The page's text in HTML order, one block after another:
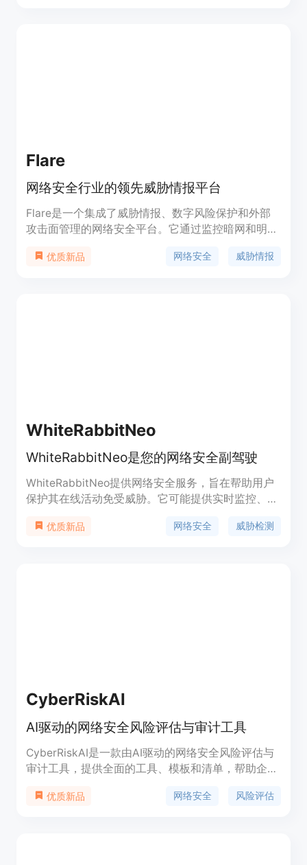
Flare
网络安全行业的领先威胁情报平台
Flare是一个集成了威胁情报、数字风险保护和外部
攻击面管理的网络安全平台。它通过监控暗网和明
击和其他安全事件。Flare利用生成式AI和优秀的用
优质新品 网络安全 威胁情报
WhiteRabbitNeo
WhiteRabbitNeo是您的网络安全副驾驶
WhiteRabbitNeo提供网络安全服务，旨在帮助用户
保护其在线活动免受威胁。它可能提供实时监控、威
优质新品 网络安全 威胁检测
CyberRiskAI
AI驱动的网络安全风险评估与审计工具
CyberRiskAI是一款由AI驱动的网络安全风险评估与
审计工具，提供全面的工具、模板和清单，帮助企业
基于NIST 800-171或ISO/IEC 27001提供框架，以全
优质新品 网络安全 风险评估